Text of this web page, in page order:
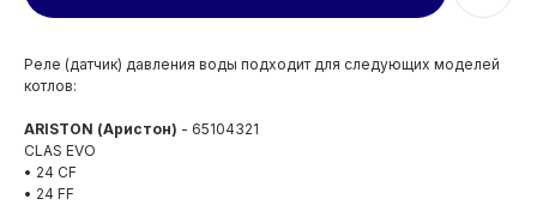
Реле (датчик) давления воды подходит для следующих моделей
котлов:
ARISTON (Аристон) - 65104321
CLAS EVO
• 24 CF
• 24 FF